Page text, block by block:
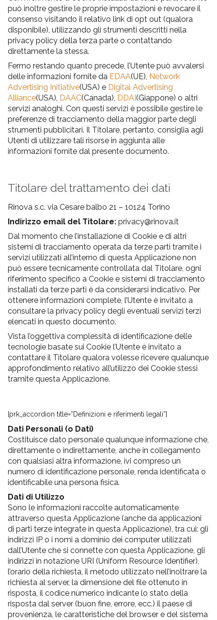
può inoltre gestire le proprie impostazioni e revocare il
consenso visitando il relativo link di opt out (qualora
disponibile), utilizzando gli strumenti descritti nella
privacy policy della terza parte o contattando
direttamente la stessa.
Fermo restando quanto precede, l’Utente può avvalersi
delle informazioni fornite da EDAA(UE), Network
Advertising Initiative(USA) e Digital Advertising
Alliance(USA), DAAC(Canada), DDAI(Giappone) o altri
servizi analoghi. Con questi servizi è possibile gestire le
preferenze di tracciamento della maggior parte degli
strumenti pubblicitari. Il Titolare, pertanto, consiglia agli
Utenti di utilizzare tali risorse in aggiunta alle
informazioni fornite dal presente documento.
Titolare del trattamento dei dati
Rinova s.c. via Cesare balbo 21 – 10124 Torino
Indirizzo email del Titolare: privacy@rinova.it
Dal momento che l’installazione di Cookie e di altri
sistemi di tracciamento operata da terze parti tramite i
servizi utilizzati all’interno di questa Applicazione non
può essere tecnicamente controllata dal Titolare, ogni
riferimento specifico a Cookie e sistemi di tracciamento
installati da terze parti è da considerarsi indicativo. Per
ottenere informazioni complete, l’Utente è invitato a
consultare la privacy policy degli eventuali servizi terzi
elencati in questo documento.
Vista l’oggettiva complessità di identificazione delle
tecnologie basate sui Cookie l’Utente è invitato a
contattare il Titolare qualora volesse ricevere qualunque
approfondimento relativo all’utilizzo dei Cookie stessi
tramite questa Applicazione.
[prk_accordion title=”Definizioni e riferimenti legali”]
Dati Personali (o Dati)
Costituisce dato personale qualunque informazione che,
direttamente o indirettamente, anche in collegamento
con qualsiasi altra informazione, ivi compreso un
numero di identificazione personale, renda identificata o
identificabile una persona fisica.
Dati di Utilizzo
Sono le informazioni raccolte automaticamente
attraverso questa Applicazione (anche da applicazioni
di parti terze integrate in questa Applicazione), tra cui: gli
indirizzi IP o i nomi a dominio dei computer utilizzati
dall’Utente che si connette con questa Applicazione, gli
indirizzi in notazione URI (Uniform Resource Identifier),
l’orario della richiesta, il metodo utilizzato nell’inoltrare la
richiesta al server, la dimensione del file ottenuto in
risposta, il codice numerico indicante lo stato della
risposta dal server (buon fine, errore, ecc.) il paese di
provenienza, le caratteristiche del browser e del sistema